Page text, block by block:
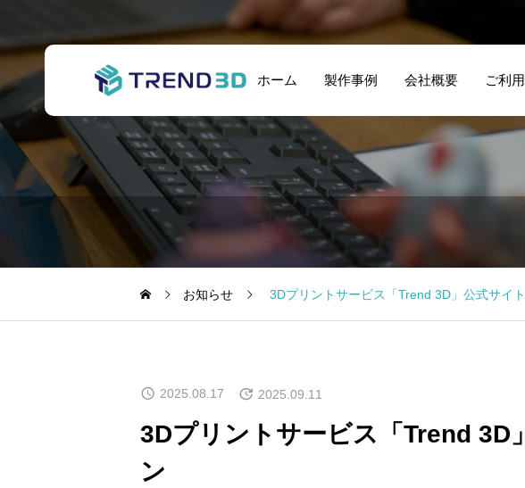
ホーム 製作事例 会社概要 ご利
お知らせ 3Dプリントサービス「Trend 3D」公式サイ
2025.08.17 2025.09.11
3Dプリントサービス「Trend 3D
ン